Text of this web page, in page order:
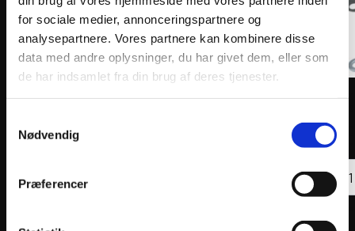
for sociale medier, annonceringspartnere og
analysepartnere. Vores partnere kan kombinere disse
data med andre oplysninger, du har givet dem, eller som
de har indsamlet fra din brug af deres tjenester.
Nødvendig
Præferencer
VFORCE REED PETAL SET V-FORCE 3R CARBON
613kr.
inkl. moms
REED
PETAL
FORCE
inkl.
REED
VALVE